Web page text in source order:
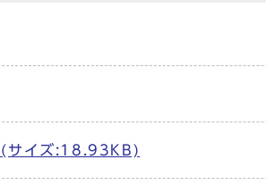
(サイズ:18.93KB)